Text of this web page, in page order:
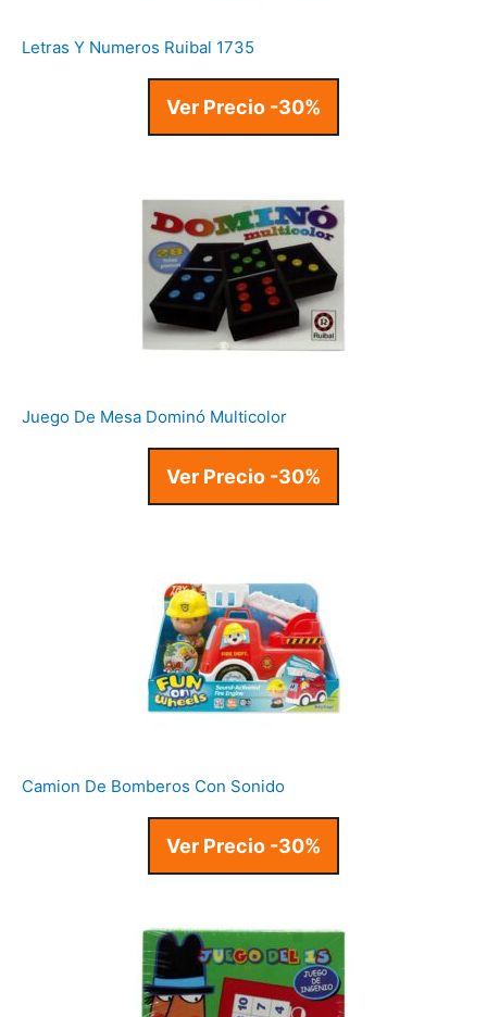
Letras Y Numeros Ruibal 1735
Ver Precio -30%
Juego De Mesa Dominó Multicolor
Ver Precio -30%
Camion De Bomberos Con Sonido
Ver Precio -30%